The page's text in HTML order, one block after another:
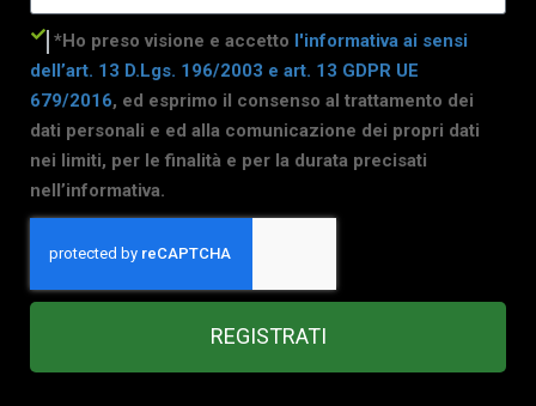
*Ho preso visione e accetto l'informativa ai sensi
dell’art. 13 D.Lgs. 196/2003 e art. 13 GDPR UE
679/2016, ed esprimo il consenso al trattamento dei
dati personali e ed alla comunicazione dei propri dati
nei limiti, per le finalità e per la durata precisati
nell’informativa.
REGISTRATI